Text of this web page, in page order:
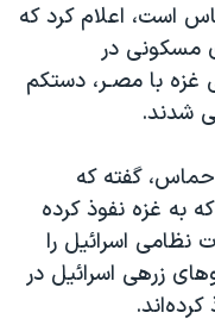
است، اعلام کرد که
مسکونی در
غزه با مصـر، دستکم
گفته که
به غزه نفوذ کرده
نظامی اسرائیل را
زرهی اسرائیل در